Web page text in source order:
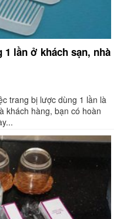
lần ở khách sạn, nhà
trang bị lược dùng 1 lần là
khách hàng, bạn có hoàn